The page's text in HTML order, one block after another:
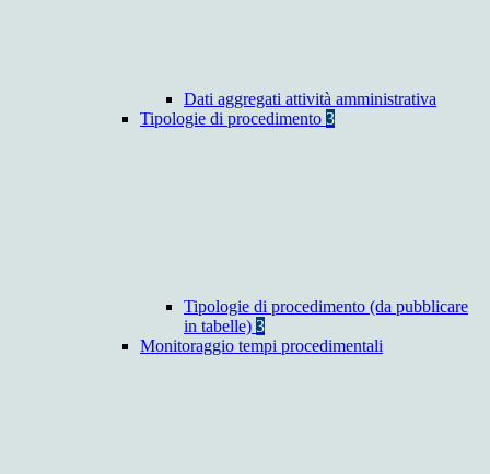
Dati aggregati attività amministrativa
Tipologie di procedimento 3
Tipologie di procedimento (da pubblicare
in tabelle) 3
Monitoraggio tempi procedimentali